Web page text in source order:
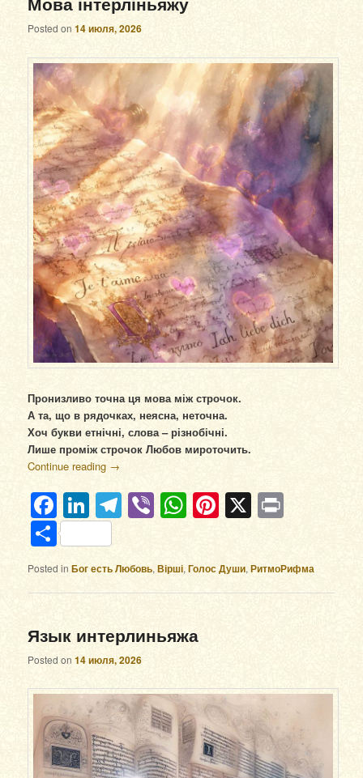
Posted on14 июля, 2026
Пронизливо точна ця мова між строчок.
А та, що в рядочках, неясна, неточна.
Хоч букви етнічні, слова – різнобічні.
Лише проміж строчок Любов мироточить.
Continue reading →
Facebook
LinkedIn
Telegram
ViberWhatsApp
Pinterest
X
Отправить
Posted in Бог есть Любовь,Вірші,Голос Души,РитмоРифма
Язык интерлиньяжа
Posted on14 июля, 2026